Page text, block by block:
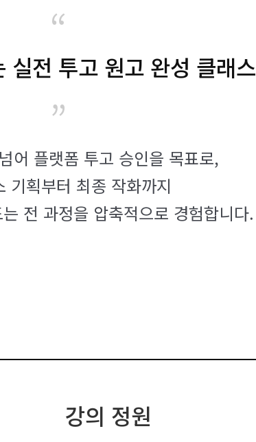
“
실전 투고 원고 완성 클래스
”
어 플랫폼 투고 승인을 목표로,
기획부터 최종 작화까지
는 전 과정을 압축적으로 경험합니다.
강의 정원